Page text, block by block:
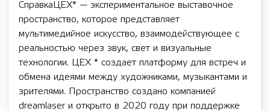
СправкаЦЕХ* — экспериментальное выставочное
пространство, которое представляет
мультимедийное искусство, взаимодействующее с
реальностью через звук, свет и визуальные
технологии. ЦЕХ * создает платформу для встреч и
обмена идеями между художниками, музыкантами и
зрителями. Пространство создано компанией
dreamlaser и открыто в 2020 году при поддержке